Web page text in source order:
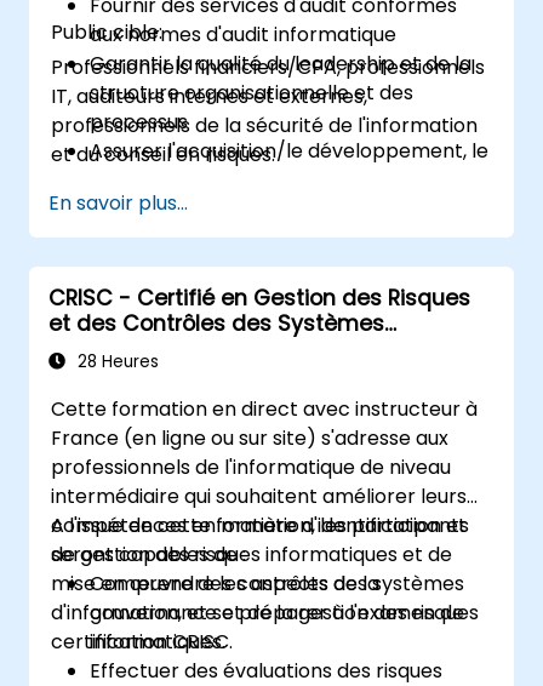
aux normes d'audit informatique
Garantir la qualité du leadership et de la
structure organisationnelle et des
processus
Assurer l'acquisition/le développement, le
informatiques
Garantir les opérations informatiques, y
compris les services d'opérations et les
tiers
Garantir les politiques, normes,
procédures et contrôles de sécurité de
confidentialité, l'intégrité et la disponibilité
des actifs informatiques.
Public cible:
Professionnels financiers/CPA, professionnels
IT, auditeurs internes et externes,
professionnels de la sécurité de l'information
et du conseil en risques.
En savoir plus...
CRISC - Certifié en Gestion des Risques
et des Contrôles des Systèmes
d'Information - 4 Jours
28 Heures
Cette formation en direct avec instructeur à
France (en ligne ou sur site) s'adresse aux
professionnels de l'informatique de niveau
intermédiaire qui souhaitent améliorer leurs
compétences en matière d'identification et
de gestion des risques informatiques et de
mise en œuvre des contrôles des systèmes
d'information, et se préparer à l'examen de
certification CRISC.
A l'issue de cette formation, les participants
seront capables de :
Comprendre les aspects de la
gouvernance et de la gestion des risques
informatiques.
Effectuer des évaluations des risques